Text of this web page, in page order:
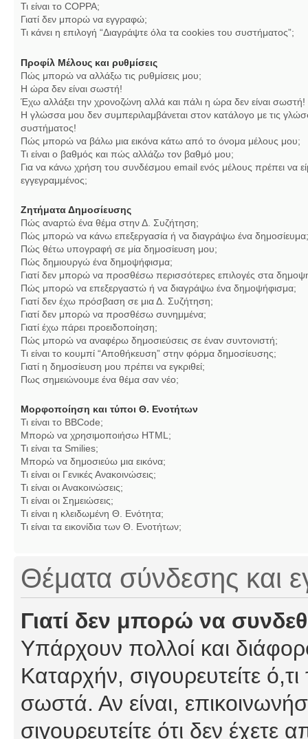
Τι είναι το COPPA;
Γιατί δεν μπορώ να εγγραφώ;
Τι κάνει η επιλογή “Διαγράψτε όλα τα cookies του συστήματος”;
Προφίλ Μέλους και ρυθμίσεις
Πώς μπορώ να αλλάξω τις ρυθμίσεις μου;
Η ώρα δεν είναι σωστή!
Έχω αλλάξει την χρονοζώνη αλλά και πάλι η ώρα δεν είναι σωστή!
Η γλώσσα μου δεν συμπεριλαμβάνεται στον κατάλογο με τις
συστήματος!
Πώς μπορώ να βάλω μια εικόνα κάτω από το όνομα μέλους μου;
Τι είναι ο βαθμός και πώς αλλάζω τον βαθμό μου;
Για να κάνω χρήση του συνδέσμου email ενός μέλους πρέπει να
εγγεγραμμένος;
Ζητήματα Δημοσίευσης
Πώς αναρτώ ένα θέμα στην Δ. Συζήτηση;
Πώς μπορώ να κάνω επεξεργασία ή να διαγράψω ένα δημοσίευμα;
Πώς θέτω υπογραφή σε μία δημοσίευση μου;
Πώς δημιουργώ ένα δημοψήφισμα;
Γιατί δεν μπορώ να προσθέσω περισσότερες επιλογές στα
Πώς μπορώ να επεξεργαστώ ή να διαγράψω ένα δημοψήφισμα;
Γιατί δεν έχω πρόσβαση σε μια Δ. Συζήτηση;
Γιατί δεν μπορώ να προσθέσω συνημμένα;
Γιατί έχω πάρει προειδοποίηση;
Πώς μπορώ να αναφέρω δημοσιεύσεις σε έναν συντονιστή;
Τι είναι το κουμπί “Αποθήκευση” στην φόρμα δημοσίευσης;
Γιατί η δημοσίευση μου πρέπει να εγκριθεί;
Πως σημειώνουμε ένα θέμα σαν νέο;
Μορφοποίηση και τύποι Θ. Ενοτήτων
Τι είναι το BBCode;
Μπορώ να χρησιμοποιήσω HTML;
Τι είναι τα Smilies;
Μπορώ να δημοσιεύω μια εικόνα;
Τι είναι οι Γενικές Ανακοινώσεις;
Τι είναι οι Ανακοινώσεις;
Τι είναι οι Σημειώσεις;
Τι είναι η κλειδωμένη Θ. Ενότητα;
Τι είναι τα εικονίδια των Θ. Ενοτήτων;
Θέματα σύνδεσης και
Γιατί δεν μπορώ να
Υπάρχουν πολλοί και
Καταρχήν, σιγουρευτείτε
σωστά. Αν είναι,
σιγουρευτείτε ότι δεν έχετε